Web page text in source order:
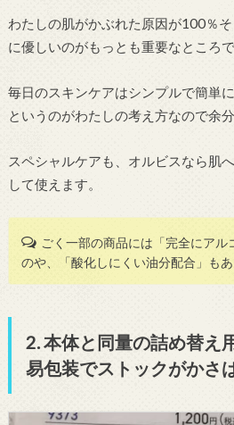
わたしの肌がかぶれた原因が100％
に優しいのがもっとも重要なところで
毎日のスキンケアはシンプルで簡単
というのがわたしの考え方なので余
スペシャルケアも、オルビスなら肌
して使えます。
ごく一部の商品には「完全にアル
のや、「酸化しにくい油分配合」もあ
2. 本体と同量の詰め替え
易包装でストックがかさ